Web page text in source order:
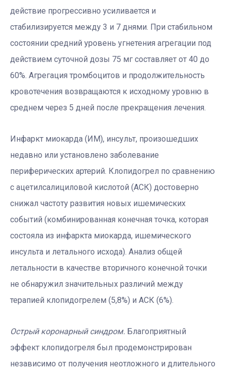
действие прогрессивно усиливается и
стабилизируется между 3 и 7 днями. При стабильном
состоянии средний уровень угнетения агрегации под
действием суточной дозы 75 мг составляет от 40 до
60%. Агрегация тромбоцитов и продолжительность
кровотечения возвращаются к исходному уровню в
среднем через 5 дней после прекращения лечения.
Инфаркт миокарда (ИМ), инсульт, произошедших
недавно или установлено заболевание
периферических артерий. Клопидогрел по сравнению
с ацетилсалициловой кислотой (АСК) достоверно
снижал частоту развития новых ишемических
событий (комбинированная конечная точка, которая
состояла из инфаркта миокарда, ишемического
инсульта и летального исхода). Анализ общей
летальности в качестве вторичного конечной точки
не обнаружил значительных различий между
терапией клопидогрелем (5,8%) и АСК (6%).
Острый коронарный синдром. Благоприятный
эффект клопидогреля был продемонстрирован
независимо от получения неотложного и длительного